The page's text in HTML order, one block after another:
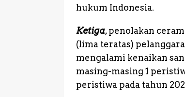
hukum Indonesia.
Ketiga, penolakan
(lima teratas)
mengalami kenaikan
masing-masing 1
peristiwa pada tahun